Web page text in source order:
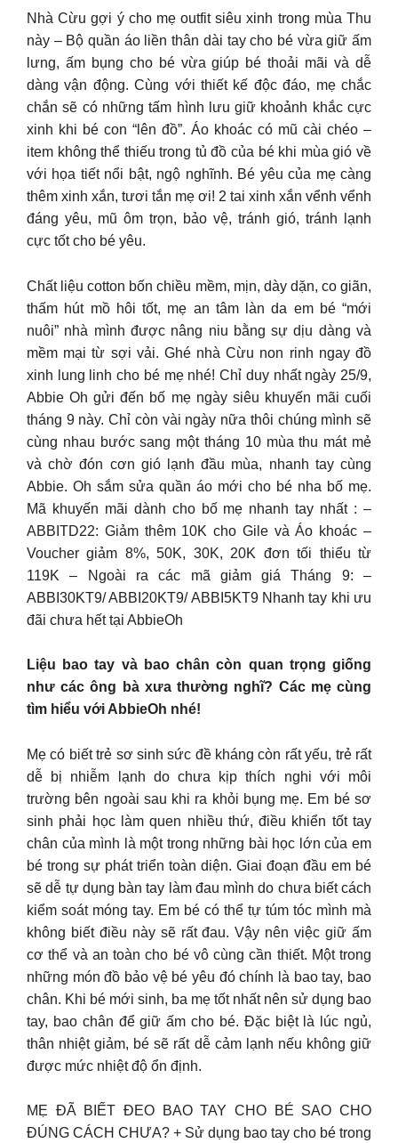
Nhà Cừu gợi ý cho mẹ outfit siêu xinh trong mùa Thu
này – Bộ quần áo liền thân dài tay cho bé vừa giữ ấm
lưng, ấm bụng cho bé vừa giúp bé thoải mãi và dễ
dàng vận động. Cùng với thiết kế độc đáo, mẹ chắc
chắn sẽ có những tấm hình lưu giữ khoảnh khắc cực
xinh khi bé con “lên đồ”. Áo khoác có mũ cài chéo –
item không thể thiếu trong tủ đồ của bé khi mùa gió về
với họa tiết nổi bật, ngộ nghĩnh. Bé yêu của mẹ càng
thêm xinh xắn, tươi tắn mẹ ơi! 2 tai xinh xắn vểnh vểnh
đáng yêu, mũ ôm trọn, bảo vệ, tránh gió, tránh lạnh
cực tốt cho bé yêu.
Chất liệu cotton bốn chiều mềm, mịn, dày dặn, co giãn,
thấm hút mồ hôi tốt, mẹ an tâm làn da em bé “mới
nuôi” nhà mình được nâng niu bằng sự dịu dàng và
mềm mại từ sợi vải. Ghé nhà Cừu non rinh ngay đồ
xinh lung linh cho bé mẹ nhé! Chỉ duy nhất ngày 25/9,
Abbie Oh gửi đến bố mẹ ngày siêu khuyến mãi cuối
tháng 9 này. Chỉ còn vài ngày nữa thôi chúng mình sẽ
cùng nhau bước sang một tháng 10 mùa thu mát mẻ
và chờ đón cơn gió lạnh đầu mùa, nhanh tay cùng
Abbie. Oh sắm sửa quần áo mới cho bé nha bố mẹ.
Mã khuyến mãi dành cho bố mẹ nhanh tay nhất : –
ABBITD22: Giảm thêm 10K cho Gile và Áo khoác –
Voucher giảm 8%, 50K, 30K, 20K đơn tối thiểu từ
119K – Ngoài ra các mã giảm giá Tháng 9: –
ABBI30KT9/ ABBI20KT9/ ABBI5KT9 Nhanh tay khi ưu
đãi chưa hết tại AbbieOh
Liệu bao tay và bao chân còn quan trọng giống
như các ông bà xưa thường nghĩ? Các mẹ cùng
tìm hiểu với AbbieOh nhé!
Mẹ có biết trẻ sơ sinh sức đề kháng còn rất yếu, trẻ rất
dễ bị nhiễm lạnh do chưa kịp thích nghi với môi
trường bên ngoài sau khi ra khỏi bụng mẹ. Em bé sơ
sinh phải học làm quen nhiều thứ, điều khiển tốt tay
chân của mình là một trong những bài học lớn của em
bé trong sự phát triển toàn diện. Giai đoạn đầu em bé
sẽ dễ tự dụng bàn tay làm đau mình do chưa biết cách
kiểm soát móng tay. Em bé có thể tự túm tóc mình mà
không biết điều này sẽ rất đau. Vậy nên việc giữ ấm
cơ thể và an toàn cho bé vô cùng cần thiết. Một trong
những món đồ bảo vệ bé yêu đó chính là bao tay, bao
chân. Khi bé mới sinh, ba mẹ tốt nhất nên sử dụng bao
tay, bao chân để giữ ấm cho bé. Đặc biệt là lúc ngủ,
thân nhiệt giảm, bé sẽ rất dễ cảm lạnh nếu không giữ
được mức nhiệt độ ổn định.
MẸ ĐÃ BIẾT ĐEO BAO TAY CHO BÉ SAO CHO
ĐÚNG CÁCH CHƯA? + Sử dụng bao tay cho bé trong